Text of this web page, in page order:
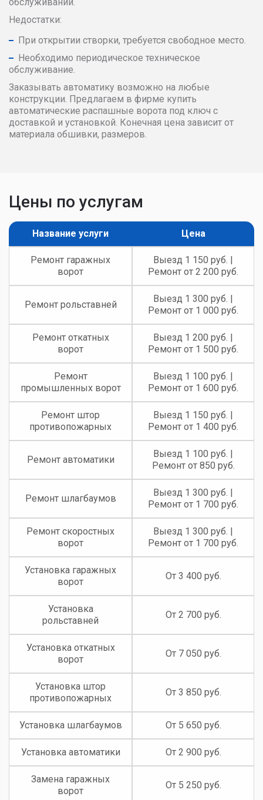
Недостатки:
При открытии створки, требуется свободное место.
Необходимо периодическое техническое
обслуживание.
Заказывать автоматику возможно на любые
конструкции. Предлагаем в фирме купить
автоматические распашные ворота под ключ с
доставкой и установкой. Конечная цена зависит от
материала обшивки, размеров.
Цены по услугам
Название услуги Цена
Ремонт гаражных
ворот
Выезд 1 150 руб. |
Ремонт от 2 200 руб.
Ремонт рольставней
Выезд 1 300 руб. |
Ремонт от 1 000 руб.
Ремонт откатных
ворот
Выезд 1 200 руб. |
Ремонт от 1 500 руб.
Ремонт
промышленных ворот
Выезд 1 100 руб. |
Ремонт от 1 600 руб.
Ремонт штор
противопожарных
Выезд 1 150 руб. |
Ремонт от 1 400 руб.
Ремонт автоматики
Выезд 1 100 руб. |
Ремонт от 850 руб.
Ремонт шлагбаумов
Выезд 1 300 руб. |
Ремонт от 1 700 руб.
Ремонт скоростных
ворот
Выезд 1 300 руб. |
Ремонт от 1 700 руб.
Установка гаражных
ворот
От 3 400 руб.
Установка
рольставней
От 2 700 руб.
Установка откатных
ворот
От 7 050 руб.
Установка штор
противопожарных
От 3 850 руб.
Установка шлагбаумов От 5 650 руб.
Установка автоматики От 2 900 руб.
Замена гаражных
ворот
От 5 250 руб.